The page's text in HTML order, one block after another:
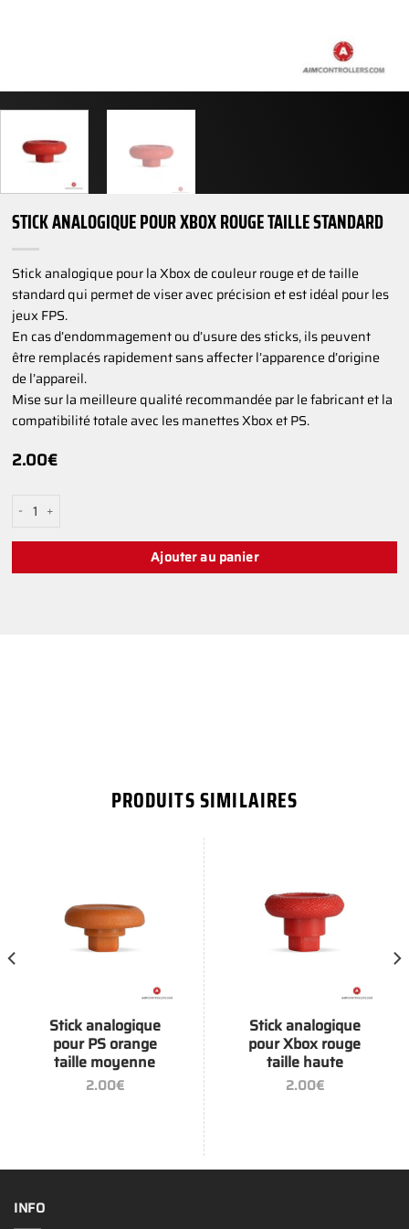
STICK ANALOGIQUE POUR XBOX ROUGE TAILLE STANDARD
Stick analogique pour la Xbox de couleur rouge et de taille
standard qui permet de viser avec précision et est idéal pour les
jeux FPS.
En cas d’endommagement ou d’usure des sticks, ils peuvent
être remplacés rapidement sans affecter l’apparence d’origine
de l’appareil.
Mise sur la meilleure qualité recommandée par le fabricant et la
compatibilité totale avec les manettes Xbox et PS.
2.00€
quantité de Stick analogique pour Xbox rouge taille standard
Ajouter au panier
PRODUITS SIMILAIRES
Stick analogique
pour PS orange
taille moyenne
2.00€
Stick analogique
pour Xbox rouge
taille haute
2.00€
INFO